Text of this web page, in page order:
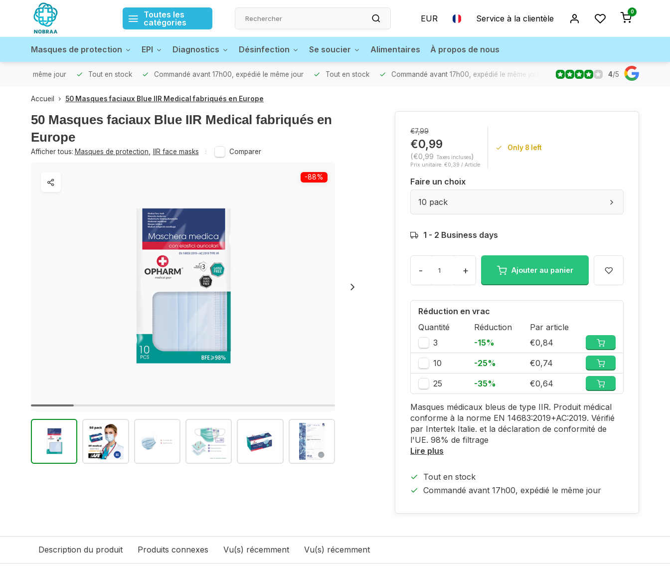
Toutes les
catégories
EUR Service à la clientèle
0
Masques de protection EPI Diagnostics Désinfection Se soucier Alimentaires À propos de nous
le même jour Tout en stock Commandé avant 17h00, expédié le même jour Tout en stock Commandé avant 17h00, expédié le même jour 4/5
Accueil 50 Masques faciaux Blue IIR Medical fabriqués en Europe
50 Masques faciaux Blue IIR Medical fabriqués en
Europe
Afficher tous: Masques de protection IIR face masks Comparer
-88%
€7,99
€0,99
(€0,99 Taxes incluses)
Prix unitaire: €0,39 / Article
Only 8 left
Faire un choix
10 pack
1 - 2 Business days
- + Ajouter au panier
Réduction en vrac
Quantité
Réduction
Par article
3
-15% €0,84
10 -25% €0,74
25 -35% €0,64
Masques médicaux bleus de type IIR. Produit médical
conforme à la norme EN 14683:2019+AC:2019. Vérifié
par Intertek Italie. et la déclaration de conformité de
l'UE. 98% de filtrage
Lire plus
Tout en stock
Commandé avant 17h00, expédié le même jour
Description du produit Produits connexes Vu(s) récemment Vu(s) récemment